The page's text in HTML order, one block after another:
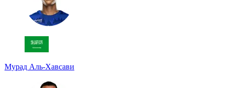
Мурад Аль-Хавсави